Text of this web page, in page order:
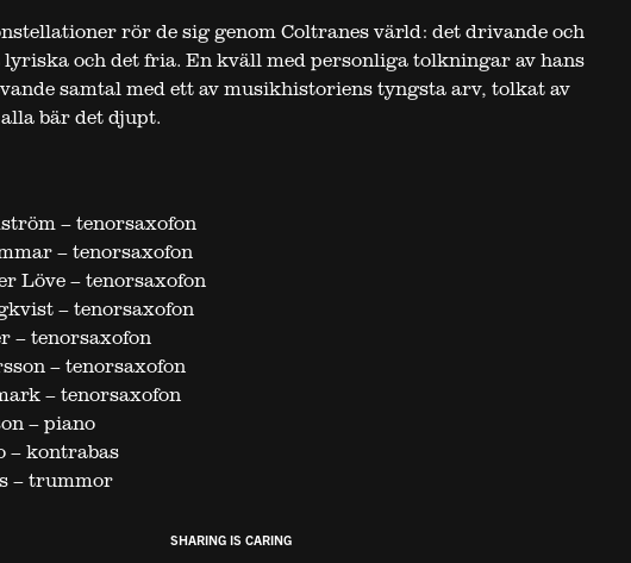
rör de sig genom Coltranes värld: det drivande och
lyriska och det fria. En kväll med personliga tolkningar av hans
samtal med ett av musikhistoriens tyngsta arv, tolkat av
bär det djupt.
– tenorsaxofon
– tenorsaxofon
Löve – tenorsaxofon
– tenorsaxofon
– tenorsaxofon
– tenorsaxofon
– tenorsaxofon
– piano
– kontrabas
– trummor
SHARING IS CARING